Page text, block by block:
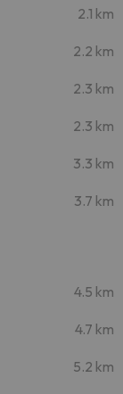
2.1 km
2.2 km
2.3 km
2.3 km
3.3 km
3.7 km
4.5 km
4.7 km
5.2 km